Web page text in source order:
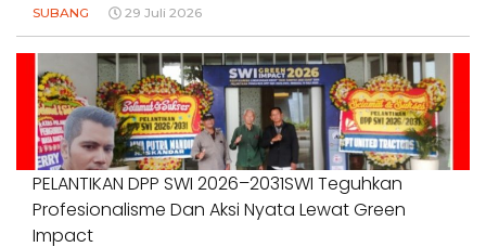
SUBANG 29 Juli 2026
PELANTIKAN DPP SWI 2026–2031SWI Teguhkan
Profesionalisme Dan Aksi Nyata Lewat Green
Impact